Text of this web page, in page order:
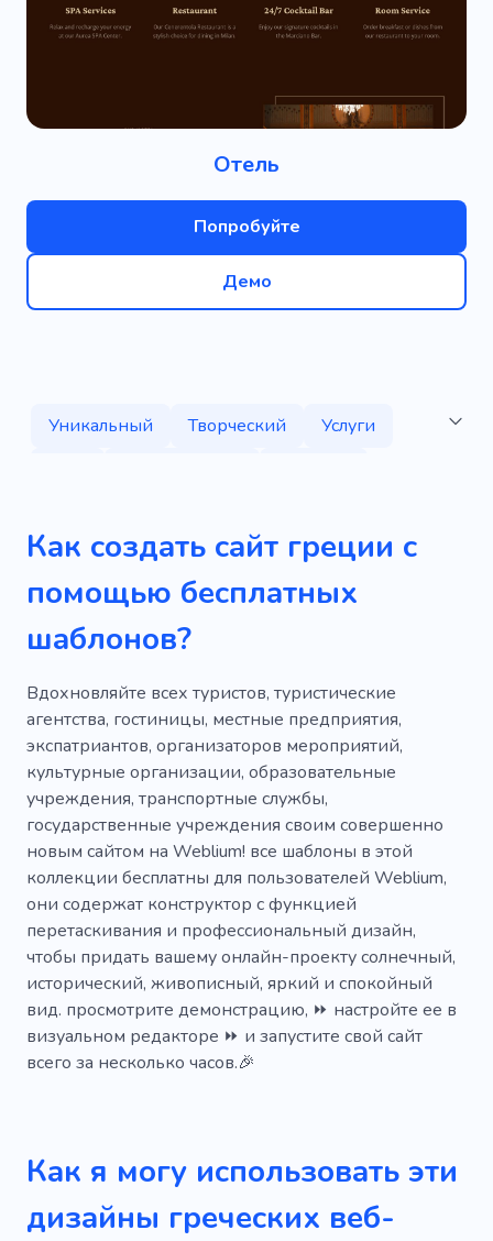
Отель
Попробуйте
Демо
Уникальный Творческий
Услуги
Голубой
Найти свою судьбу
Личная консультация
Демонстрировать
Вебразработка
Скорпион
Курс
Эскиз
Корпоративный
Космический символ
Тур
Шедевр
Вдохновение
Наследие
Туризм
Обнаженная
Астрономия
Освежение
Консультации
Пространство
Релакс
Европа
Город
Кухня Кухня
Куба
Как создать сайт греции с
помощью бесплатных
шаблонов?
Вдохновляйте всех туристов, туристические
агентства, гостиницы, местные предприятия,
экспатриантов, организаторов мероприятий,
культурные организации, образовательные
учреждения, транспортные службы,
государственные учреждения своим совершенно
новым сайтом на Weblium! все шаблоны в этой
коллекции бесплатны для пользователей Weblium,
они содержат конструктор с функцией
перетаскивания и профессиональный дизайн,
чтобы придать вашему онлайн-проекту солнечный,
исторический, живописный, яркий и спокойный
вид. просмотрите демонстрацию, ⏩ настройте ее в
визуальном редакторе ⏩ и запустите свой сайт
всего за несколько часов.🎉
Как я могу использовать эти
дизайны греческих веб-